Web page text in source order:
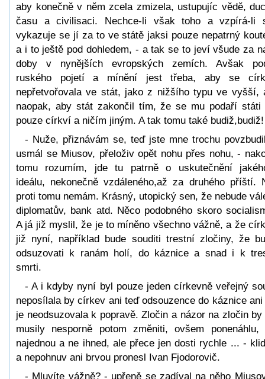
aby konečně v něm zcela zmizela, ustupujíc vědě,
času a civilisaci. Nechce-li však toho a vzpírá-li
vykazuje se jí za to ve státě jaksi pouze nepatrný
a i to ještě pod dohledem, - a tak se to jeví všude za
doby v nynějších evropských zemích. Avšak
ruského pojetí a mínění jest třeba, aby se
nepřetvořovala ve stát, jako z nižšího typu ve vyšší,
naopak, aby stát zakončil tím, že se mu podaří státi
pouze církví a ničím jiným. A tak tomu také budiž,budiž!
- Nuže, přiznávám se, teď jste mne trochu
usmál se Miusov, přeloživ opět nohu přes nohu, -
tomu rozumím, jde tu patrně o uskutečnění
ideálu, nekonečně vzdáleného,až za druhého příští.
proti tomu nemám. Krásný, utopický sen, že nebude
diplomatův, bank atd. Něco podobného skoro
A já již myslil, že je to míněno všechno vážně, a že
již nyní, například bude souditi trestní zločiny, že
odsuzovati k ranám holí, do káznice a snad i k
smrti.
- A i kdyby nyní byl pouze jeden církevně veřejný
neposílala by církev ani teď odsouzence do káznice ani
je neodsuzovala k popravě. Zločin a názor na zločin by
musily nesporně potom změniti, ovšem ponenáhlu,
najednou a ne ihned, ale přece jen dosti rychle ... -
a nepohnuv ani brvou pronesl Ivan Fjodorovič.
- Mluvíte vážně? - upřeně se zadíval na něho